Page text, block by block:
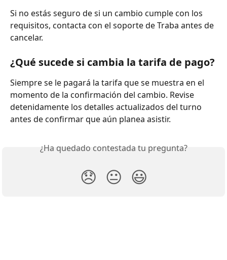
Si no estás seguro de si un cambio cumple con los
requisitos, contacta con el soporte de Traba antes de
cancelar.
¿Qué sucede si cambia la tarifa de pago?
Siempre se le pagará la tarifa que se muestra en el
momento de la confirmación del cambio. Revise
detenidamente los detalles actualizados del turno
antes de confirmar que aún planea asistir.
¿Ha quedado contestada tu pregunta?
😞 😐 😃